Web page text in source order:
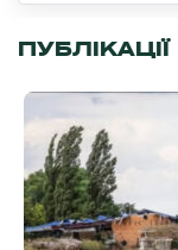
ПУБЛІКАЦІЇ